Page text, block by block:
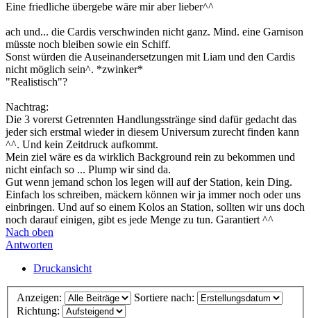
Eine friedliche übergebe wäre mir aber lieber^^
ach und... die Cardis verschwinden nicht ganz. Mind. eine Garnison
müsste noch bleiben sowie ein Schiff.
Sonst würden die Auseinandersetzungen mit Liam und den Cardis
nicht möglich sein^. *zwinker*
"Realistisch"?
Nachtrag:
Die 3 vorerst Getrennten Handlungsstränge sind dafür gedacht das
jeder sich erstmal wieder in diesem Universum zurecht finden kann
^^. Und kein Zeitdruck aufkommt.
Mein ziel wäre es da wirklich Background rein zu bekommen und
nicht einfach so ... Plump wir sind da.
Gut wenn jemand schon los legen will auf der Station, kein Ding.
Einfach los schreiben, mäckern können wir ja immer noch oder uns
einbringen. Und auf so einem Kolos an Station, sollten wir uns doch
noch darauf einigen, gibt es jede Menge zu tun. Garantiert ^^
Nach oben
Antworten
Druckansicht
Anzeigen:
Sortiere nach:
Richtung: